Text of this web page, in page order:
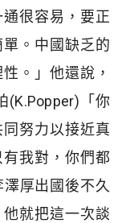
很容易，要正
。中國缺乏的
。」他還說，
(K.Popper)「你
努力以接近真
我對，你們都
厚出國後不久
他就把這一次談